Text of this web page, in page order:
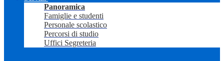
Panoramica
Famiglie e studenti
Personale scolastico
Percorsi di studio
Uffici Segreteria